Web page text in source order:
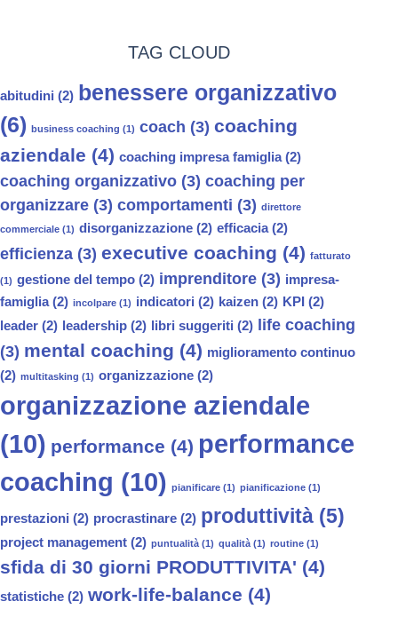
TAG CLOUD
abitudini (2) benessere organizzativo
(6)
business coaching (1) coach (3) coaching
aziendale (4) coaching impresa famiglia(2)
coaching organizzativo (3) coaching per
organizzare (3) comportamenti (3) direttore
commerciale (1) disorganizzazione (2) efficacia(2)
efficienza (3) executive coaching (4) fatturato
(1) gestione del tempo (2) imprenditore (3) impresa-
famiglia(2) incolpare (1) indicatori (2) kaizen (2) KPI (2)
leader (2) leadership (2) libri suggeriti (2) life coaching
(3) mental coaching (4) miglioramento continuo
(2) multitasking (1) organizzazione (2)
organizzazione aziendale
(10) performance (4) performance
coaching (10) pianificare (1) pianificazione (1)
prestazioni (2) procrastinare (2) produttività (5)
project management (2) puntualità (1) qualità (1) routine (1)
sfida di 30 giorni PRODUTTIVITA' (4)
statistiche (2) work-life-balance (4)